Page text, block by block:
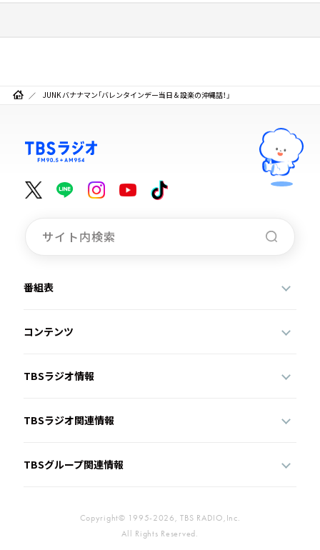
JUNK バナナマン「バレンタインデー当日＆設楽の沖縄話！」
番組表
コンテンツ
TBSラジオ情報
TBSラジオ関連情報
TBSグループ関連情報
Copyright© 1995-2026, TBS RADIO,Inc.
All Rights Reserved.